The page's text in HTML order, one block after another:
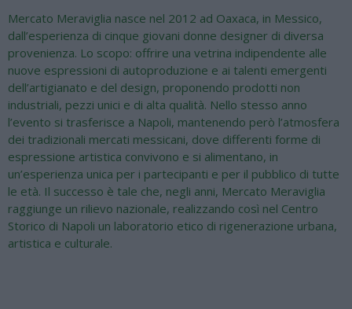
Mercato Meraviglia nasce nel 2012 ad Oaxaca, in Messico,
dall’esperienza di cinque giovani donne designer di diversa
provenienza. Lo scopo: offrire una vetrina indipendente alle
nuove espressioni di autoproduzione e ai talenti emergenti
dell’artigianato e del design, proponendo prodotti non
industriali, pezzi unici e di alta qualità. Nello stesso anno
l’evento si trasferisce a Napoli, mantenendo però l’atmosfera
dei tradizionali mercati messicani, dove differenti forme di
espressione artistica convivono e si alimentano, in
un’esperienza unica per i partecipanti e per il pubblico di tutte
le età. Il successo è tale che, negli anni, Mercato Meraviglia
raggiunge un rilievo nazionale, realizzando così nel Centro
Storico di Napoli un laboratorio etico di rigenerazione urbana,
artistica e culturale.